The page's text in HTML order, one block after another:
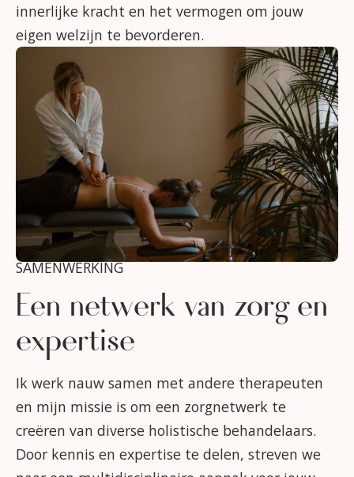
innerlijke kracht en het vermogen om jouw
eigen welzijn te bevorderen.
SAMENWERKING
Een netwerk van zorg en
expertise
Ik werk nauw samen met andere therapeuten
en mijn missie is om een zorgnetwerk te
creëren van diverse holistische behandelaars.
Door kennis en expertise te delen, streven we